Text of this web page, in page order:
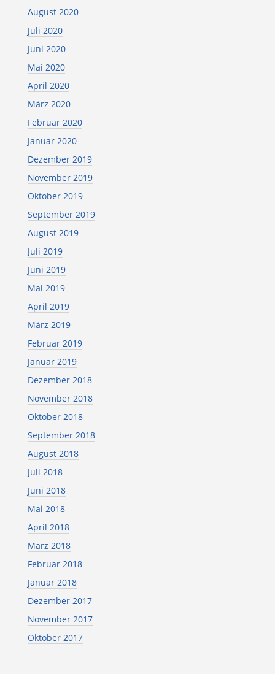
August 2020
Juli 2020
Juni 2020
Mai 2020
April 2020
März 2020
Februar 2020
Januar 2020
Dezember 2019
November 2019
Oktober 2019
September 2019
August 2019
Juli 2019
Juni 2019
Mai 2019
April 2019
März 2019
Februar 2019
Januar 2019
Dezember 2018
November 2018
Oktober 2018
September 2018
August 2018
Juli 2018
Juni 2018
Mai 2018
April 2018
März 2018
Februar 2018
Januar 2018
Dezember 2017
November 2017
Oktober 2017